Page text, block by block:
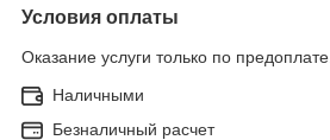
Условия оплаты
Оказание услуги только по предоплате.
Наличными
Безналичный расчет